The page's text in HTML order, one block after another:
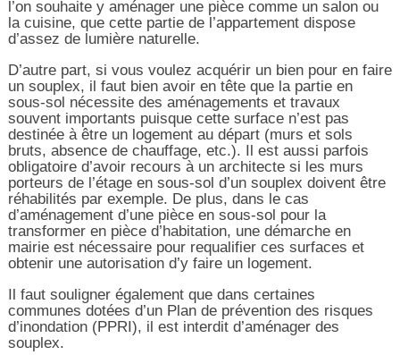
l’on souhaite y aménager une pièce comme un salon ou
la cuisine, que cette partie de l’appartement dispose
d’assez de lumière naturelle.
D’autre part, si vous voulez acquérir un bien pour en faire
un souplex, il faut bien avoir en tête que la partie en
sous-sol nécessite des aménagements et travaux
souvent importants puisque cette surface n’est pas
destinée à être un logement au départ (murs et sols
bruts, absence de chauffage, etc.). Il est aussi parfois
obligatoire d’avoir recours à un architecte si les murs
porteurs de l’étage en sous-sol d’un souplex doivent être
réhabilités par exemple. De plus, dans le cas
d’aménagement d’une pièce en sous-sol pour la
transformer en pièce d’habitation, une démarche en
mairie est nécessaire pour requalifier ces surfaces et
obtenir une autorisation d’y faire un logement.
Il faut souligner également que dans certaines
communes dotées d’un Plan de prévention des risques
d’inondation (PPRI), il est interdit d’aménager des
souplex.